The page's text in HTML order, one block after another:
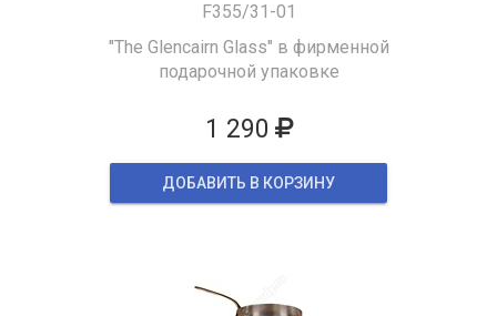
F355/31-01
"The Glencairn Glass" в фирменной
подарочной упаковке
1 290
ДОБАВИТЬ В КОРЗИНУ